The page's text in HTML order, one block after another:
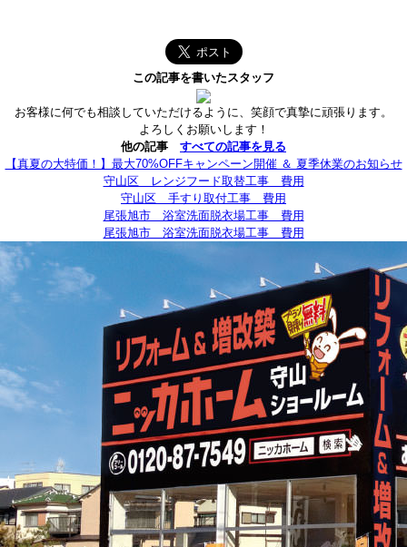
この記事を書いたスタッフ
お客様に何でも相談していただけるように、笑顔で真摯に頑張ります。
よろしくお願いします！
他の記事 すべての記事を見る
【真夏の大特価！】最大70%OFFキャンペーン開催 ＆ 夏季休業のお知らせ
守山区 レンジフード取替工事 費用
守山区 手すり取付工事 費用
尾張旭市 浴室洗面脱衣場工事 費用
尾張旭市 浴室洗面脱衣場工事 費用